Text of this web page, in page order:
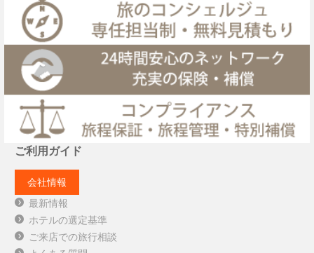
ご利用ガイド
会社情報
最新情報
ホテルの選定基準
ご来店での旅行相談